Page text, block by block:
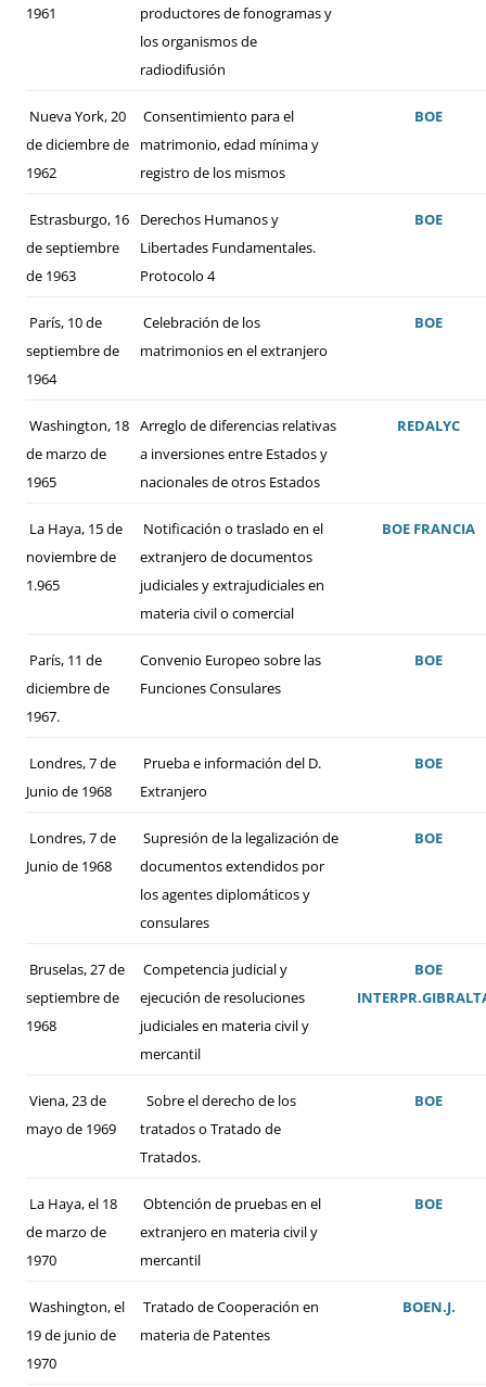
1961
productores de fonogramas y
los organismos de
radiodifusión
Nueva York, 20
de diciembre de
1962
Consentimiento para el
matrimonio, edad mínima y
registro de los mismos
BOE
Estrasburgo, 16
de septiembre
de 1963
Derechos Humanos y
Libertades Fundamentales.
Protocolo 4
BOE
París, 10 de
septiembre de
1964
Celebración de los
matrimonios en el extranjero
BOE
Washington, 18
de marzo de
1965
Arreglo de diferencias relativas
a inversiones entre Estados y
nacionales de otros Estados
REDALYC
La Haya, 15 de
noviembre de
1.965
Notificación o traslado en el
extranjero de documentos
judiciales y extrajudiciales en
materia civil o comercial
BOE FRANCIA
París, 11 de
diciembre de
1967.
Convenio Europeo sobre las
Funciones Consulares
BOE
Londres, 7 de
Junio de 1968
Prueba e información del D.
Extranjero
BOE
Londres, 7 de
Junio de 1968
Supresión de la legalización de
documentos extendidos por
los agentes diplomáticos y
consulares
BOE
Bruselas, 27 de
septiembre de
1968
Competencia judicial y
ejecución de resoluciones
judiciales en materia civil y
mercantil
BOE
INTERPR.
Viena, 23 de
mayo de 1969
Sobre el derecho de los
tratados o Tratado de
Tratados.
BOE
La Haya, el 18
de marzo de
1970
Obtención de pruebas en el
extranjero en materia civil y
mercantil
BOE
Washington, el
19 de junio de
1970
Tratado de Cooperación en
materia de Patentes
BOEN.J.